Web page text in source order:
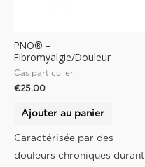
PNO® –
Fibromyalgie/Douleur
Cas particulier
€25.00
Ajouter au panier
Caractérisée par des
douleurs chroniques durant